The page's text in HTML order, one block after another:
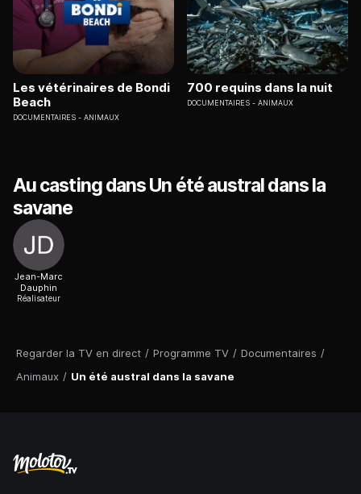
Regarder la TV en direct / Programme TV / Documentaires /
Animaux / Un été austral dans la savane
Les vétérinaires de Bondi
Beach
DOCUMENTAIRES ANIMAUX
700 requins dans la nuit
DOCUMENTAIRES ANIMAUX
Au casting dans Un été austral dans la
savane
Jean-Marc
Dauphin
Réalisateur